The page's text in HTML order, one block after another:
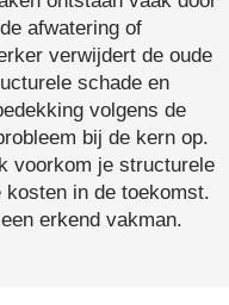
afwatering of
verwijdert de oude
schade en
volgens de
bij de kern op.
voorkom je structurele
in de toekomst.
erkend vakman.